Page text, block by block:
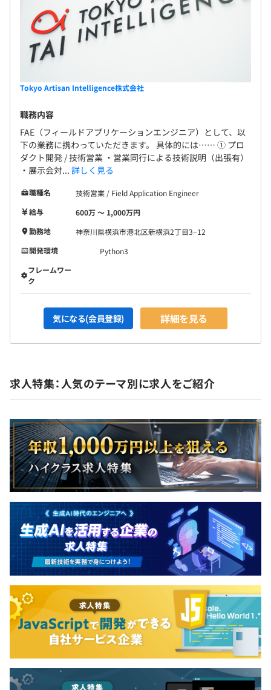
Tokyo Artisan Intelligence株式会社
職務内容
FAE（フィールドアプリケーションエンジニア）として、以
下の業務に携わっていただきます。 具体的には…… ① プロ
ダクト開発 / 技術営業 ・営業同行による技術説明（出張有）
・展示会対... 詳しく見る
職種名
技術営業 / Field Application Engineer
給与
600万 〜 1,000万円
勤務地
神奈川県横浜市港北区新横浜2丁目3−12
開発環境
Python3
フレームワー
ク
気になる(会員登録) 詳細を見る
求人特集：人気のテーマ別に求人をご紹介